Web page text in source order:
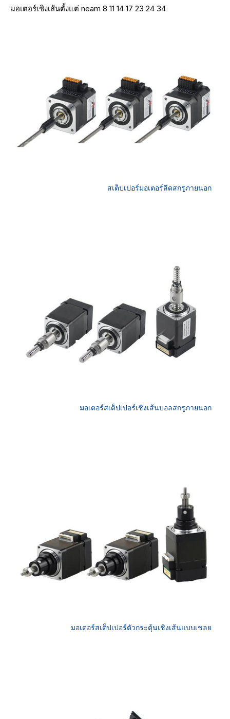
มอเตอร์เชิงเส้นตั้งแต่ neam 8 11 14 17 23 24 34
สเต็ปเปอร์มอเตอร์ลีดสกรูภายนอก
มอเตอร์สเต็ปเปอร์เชิงเส้นบอลสกรูภายนอก
มอเตอร์สเต็ปเปอร์ตัวกระตุ้นเชิงเส้นแบบเชลย